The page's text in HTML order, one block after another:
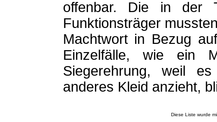
offenbar. Die in der
Funktionsträger
Machtwort in Bezug
Einzelfälle, wie ein
Siegerehrung, weil
anderes Kleid anzieht,
Diese Liste wurde